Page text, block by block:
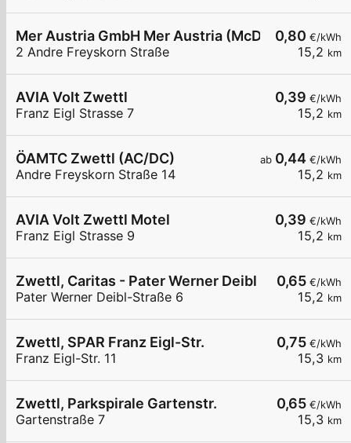
0,80 €/kWh
15,2 km
Mer Austria GmbH Mer Austria (McD) - Zwettl -
2 Andre Freyskorn Straße
0,39 €/kWh
15,2 km
AVIA Volt Zwettl
Franz Eigl Strasse 7
ab 0,44 €/kWh
15,2 km
ÖAMTC Zwettl (AC/DC)
Andre Freyskorn Straße 14
0,39 €/kWh
15,2 km
AVIA Volt Zwettl Motel
Franz Eigl Strasse 9
0,65 €/kWh
15,2 km
Zwettl, Caritas - Pater Werner Deibl Str
Pater Werner Deibl-Straße 6
0,75 €/kWh
15,3 km
Zwettl, SPAR Franz Eigl-Str.
Franz Eigl-Str. 11
0,65 €/kWh
15,3 km
Zwettl, Parkspirale Gartenstr.
Gartenstraße 7